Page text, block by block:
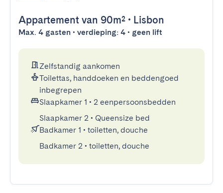
Appartement van 90m² • Lisbon
Max. 4 gasten • verdieping: 4 • geen lift
Zelfstandig aankomen
Toilettas, handdoeken en beddengoed
inbegrepen
Slaapkamer 1 • 2 eenpersoonsbedden
Slaapkamer 2 • Queensize bed
Badkamer 1 • toiletten, douche
Badkamer 2 • toiletten, douche